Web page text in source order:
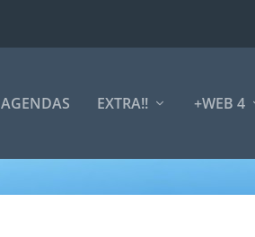
AGENDAS EXTRA!! +WEB 4